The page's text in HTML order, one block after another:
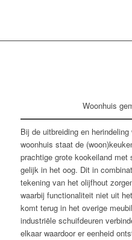
Woonhuis
Bij de uitbreiding en
woonhuis staat de
prachtige grote kookeiland met
gelijk in het oog. Dit in
tekening van het olijfhout
waarbij functionaliteit niet uit
komt terug in het overige
industriële schuifdeuren
elkaar waardoor er eenheid